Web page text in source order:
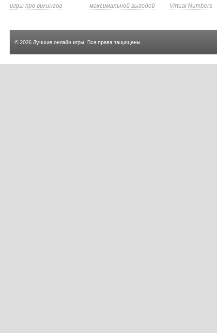
игры про викингов
максимальной выгодой
Virtual Numbers
© 2026 Лучшие онлайн игры . Все права защищены.